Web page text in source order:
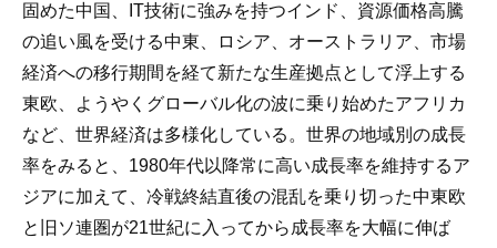
固めた中国、IT技術に強みを持つインド、資源価格高騰
の追い風を受ける中東、ロシア、オーストラリア、市場
経済への移行期間を経て新たな生産拠点として浮上する
東欧、ようやくグローバル化の波に乗り始めたアフリカ
など、世界経済は多様化している。世界の地域別の成長
率をみると、1980年代以降常に高い成長率を維持するア
ジアに加えて、冷戦終結直後の混乱を乗り切った中東欧
と旧ソ連圏が21世紀に入ってから成長率を大幅に伸ば